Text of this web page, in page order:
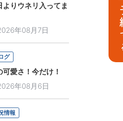
よりウネリ入ってま
年08月7日
グ
可愛さ！今だけ！
年08月6日
情報